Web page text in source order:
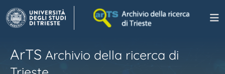
ArTS Archivio della ricerca di